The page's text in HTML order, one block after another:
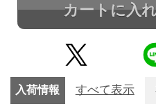
カートに入
入荷情報 すべて表示